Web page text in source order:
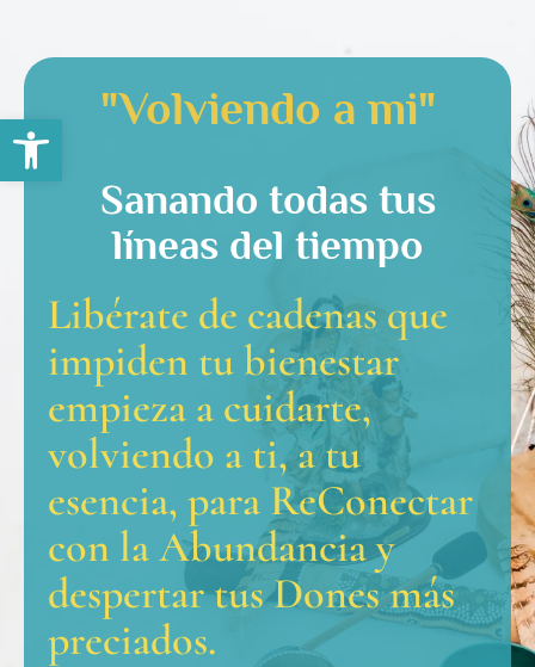
Abrir barra de herramientas
"Volviendo a mi"
Sanando todas tus
líneas del tiempo
Libérate de cadenas que
impiden tu bienestar
empieza a cuidarte,
volviendo a ti, a tu
esencia, para ReConectar
con la Abundancia y
despertar tus Dones más
preciados.